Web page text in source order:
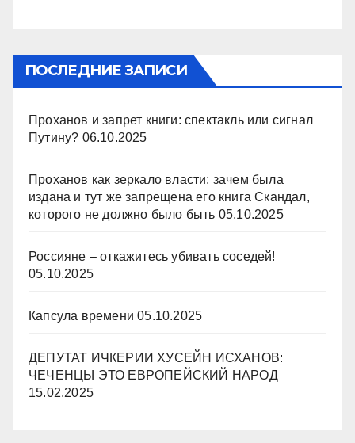
ПОСЛЕДНИЕ ЗАПИСИ
Проханов и запрет книги: спектакль или сигнал
Путину? 06.10.2025
Проханов как зеркало власти: зачем была
издана и тут же запрещена его книга Скандал,
которого не должно было быть 05.10.2025
Россияне – откажитесь убивать соседей!
05.10.2025
Капсула времени 05.10.2025
ДЕПУТАТ ИЧКЕРИИ ХУСЕЙН ИСХАНОВ:
ЧЕЧЕНЦЫ ЭТО ЕВРОПЕЙСКИЙ НАРОД
15.02.2025